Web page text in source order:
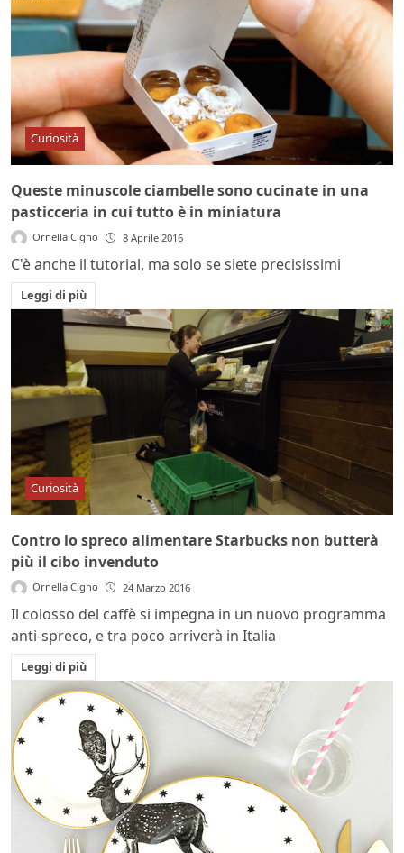
Curiosità
Queste minuscole ciambelle sono cucinate in una
pasticceria in cui tutto è in miniatura
Ornella Cigno 8 Aprile 2016
C'è anche il tutorial, ma solo se siete precisissimi
Leggi di più
Curiosità
Contro lo spreco alimentare Starbucks non butterà
più il cibo invenduto
Ornella Cigno 24 Marzo 2016
Il colosso del caffè si impegna in un nuovo programma
anti-spreco, e tra poco arriverà in Italia
Leggi di più